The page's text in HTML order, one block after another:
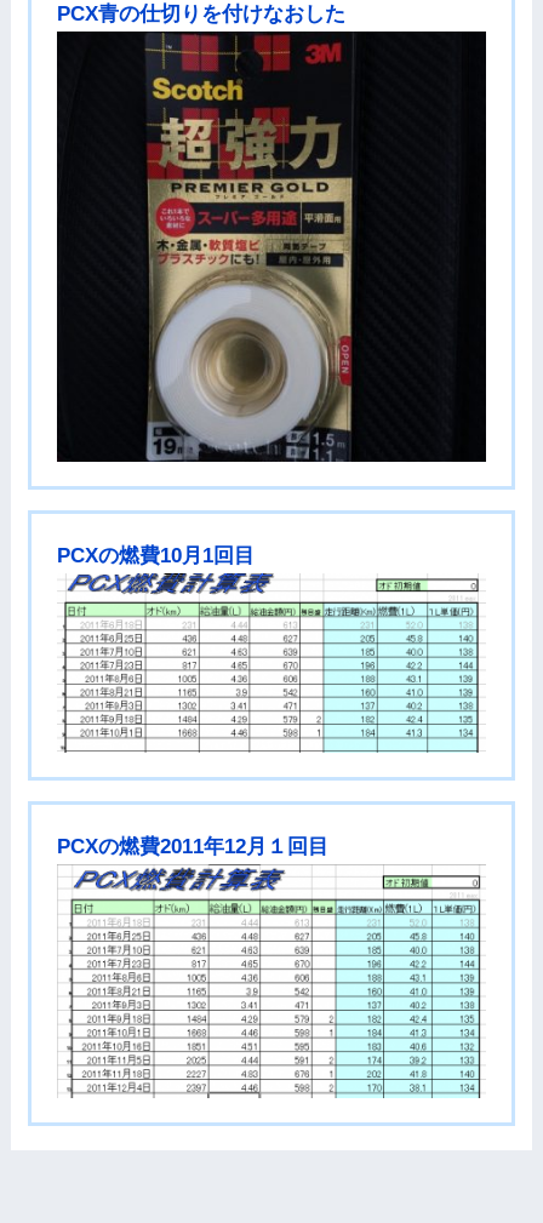
PCX青の仕切りを付けなおした
PCXの燃費10月1回目
PCXの燃費2011年12月１回目